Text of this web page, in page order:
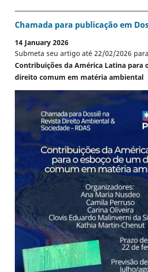
Chamada para publicação em
14 January 2026
Submeta seu artigo até 22/02/2026
Contribuições da América Latina para
direito comum em matéria ambiental